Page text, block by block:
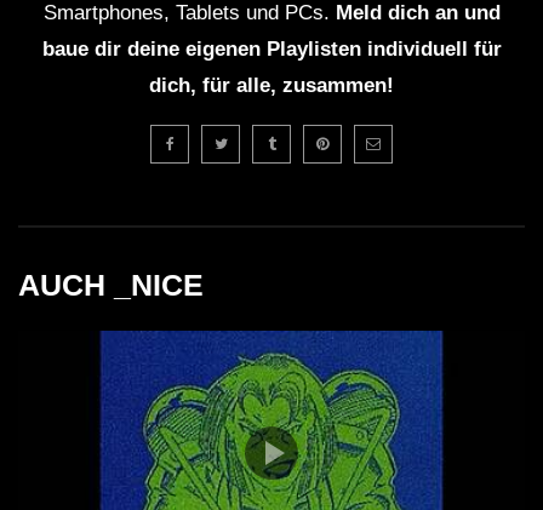
Smartphones, Tablets und PCs. Meld dich an und
baue dir deine eigenen Playlisten individuell für
dich, für alle, zusammen!
AUCH _NICE